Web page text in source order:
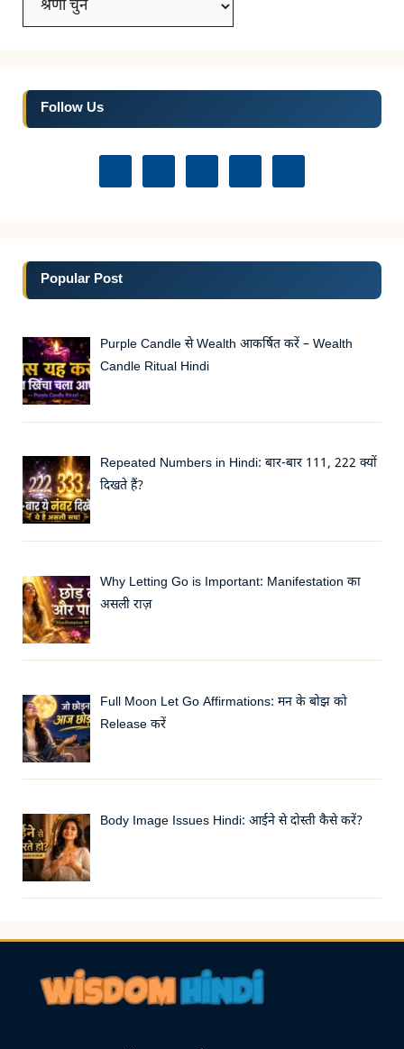
Follow Us
Popular Post
Purple Candle से Wealth आकर्षित करें – Wealth
Candle Ritual Hindi
Repeated Numbers in Hindi: बार-बार 111, 222 क्यों
दिखते हैं?
Why Letting Go is Important: Manifestation का
असली राज़
Full Moon Let Go Affirmations: मन के बोझ को
Release करें
Body Image Issues Hindi: आईने से दोस्ती कैसे करें?